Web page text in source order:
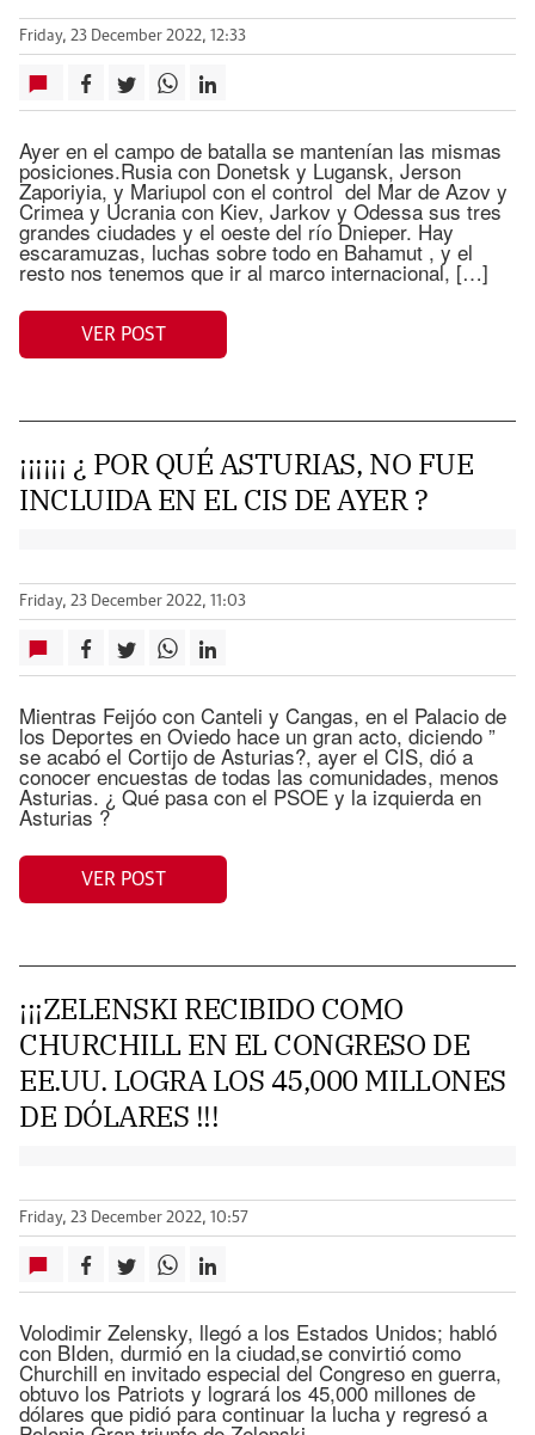
Friday, 23 December 2022, 12:33
Ayer en el campo de batalla se mantenían las mismas
posiciones.Rusia con Donetsk y Lugansk, Jerson
Zaporiyia, y Mariupol con el control del Mar de Azov y
Crimea y Ucrania con Kiev, Jarkov y Odessa sus tres
grandes ciudades y el oeste del río Dnieper. Hay
escaramuzas, luchas sobre todo en Bahamut , y el
resto nos tenemos que ir al marco internacional, […]
VER POST
¡¡¡¡¡¡ ¿ POR QUÉ ASTURIAS, NO FUE
INCLUIDA EN EL CIS DE AYER ?
Friday, 23 December 2022, 11:03
Mientras Feijóo con Canteli y Cangas, en el Palacio de
los Deportes en Oviedo hace un gran acto, diciendo ”
se acabó el Cortijo de Asturias?, ayer el CIS, dió a
conocer encuestas de todas las comunidades, menos
Asturias. ¿ Qué pasa con el PSOE y la izquierda en
Asturias ?
VER POST
¡¡¡ZELENSKI RECIBIDO COMO
CHURCHILL EN EL CONGRESO DE
EE.UU. LOGRA LOS 45,000 MILLONES
DE DÓLARES !!!
Friday, 23 December 2022, 10:57
Volodimir Zelensky, llegó a los Estados Unidos; habló
con BIden, durmió en la ciudad,se convirtió como
Churchill en invitado especial del Congreso en guerra,
obtuvo los Patriots y logrará los 45,000 millones de
dólares que pidió para continuar la lucha y regresó a